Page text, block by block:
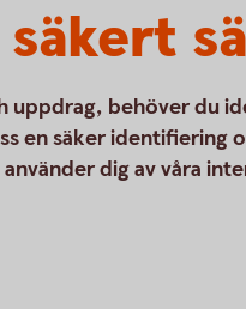
uppdrag, behöver du
en säker identifiering
dig av våra